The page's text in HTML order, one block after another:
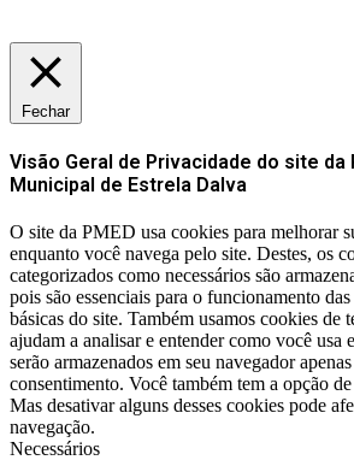
Fechar
Visão Geral de Privacidade do site da
Municipal de Estrela Dalva
O site da PMED usa cookies para melhorar
enquanto você navega pelo site. Destes, os
categorizados como necessários são
pois são essenciais para o funcionamento
básicas do site. Também usamos cookies de
ajudam a analisar e entender como você usa
serão armazenados em seu navegador
consentimento. Você também tem a opção
Mas desativar alguns desses cookies pode
navegação.
Necessários